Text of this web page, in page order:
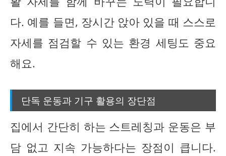
다. 예를 들면, 장시간 앉아 있을 때 스스로
자세를 점검할 수 있는 환경 세팅도 중요
해요.
단독 운동과 기구 활용의 장단점
집에서 간단히 하는 스트레칭과 운동은 부
담 없고 지속 가능하다는 장점이 큽니다.